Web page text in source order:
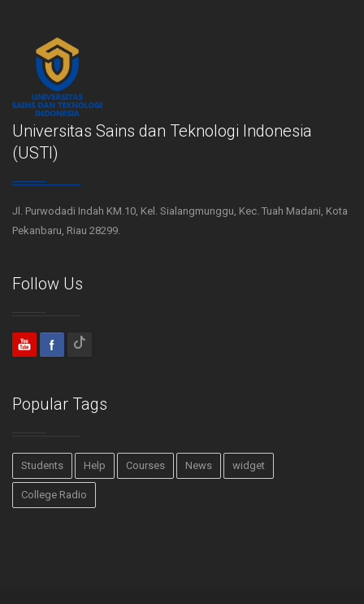
Universitas Sains dan Teknologi Indonesia
(USTI)
Jl. Purwodadi Indah KM.10, Kel. Sialangmunggu, Kec. Tuah Madani, Kota
Pekanbaru, Riau 28299.
Follow Us
Popular Tags
Students Help Courses News widget
College Radio